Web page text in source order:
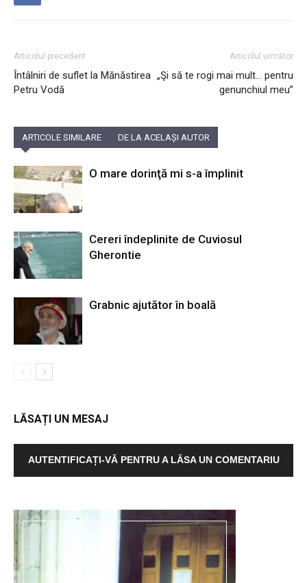
Articolul precedent
Întâlniri de suflet la Mănăstirea
Petru Vodă
Articolul următor
„Şi să te rogi mai mult… pentru
genunchiul meu”
ARTICOLE SIMILARE DE LA ACELAȘI AUTOR
O mare dorinţă mi s-a împlinit
Cereri îndeplinite de Cuviosul
Gherontie
Grabnic ajutător în boală
LĂSAȚI UN MESAJ
AUTENTIFICAȚI-VĂ PENTRU A LĂSA UN COMENTARIU